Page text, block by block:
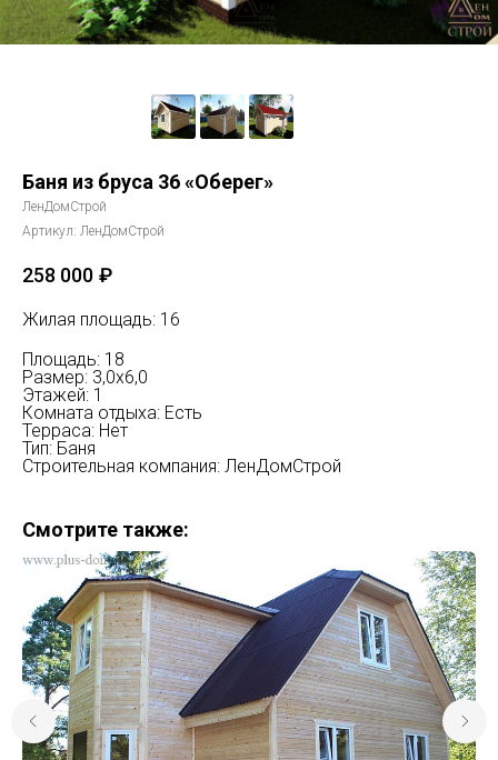
Баня из бруса 36 «Оберег»
ЛенДомСтрой
Артикул: ЛенДомСтрой
258 000 ₽
Жилая площадь: 16
Площадь: 18
Размер: 3,0х6,0
Этажей: 1
Комната отдыха: Есть
Терраса: Нет
Тип: Баня
Строительная компания: ЛенДомСтрой
Смотрите также: